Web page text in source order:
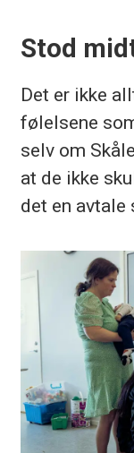
Stod
Det er ikke
følelsene
selv om
at de ikke
det en avtale